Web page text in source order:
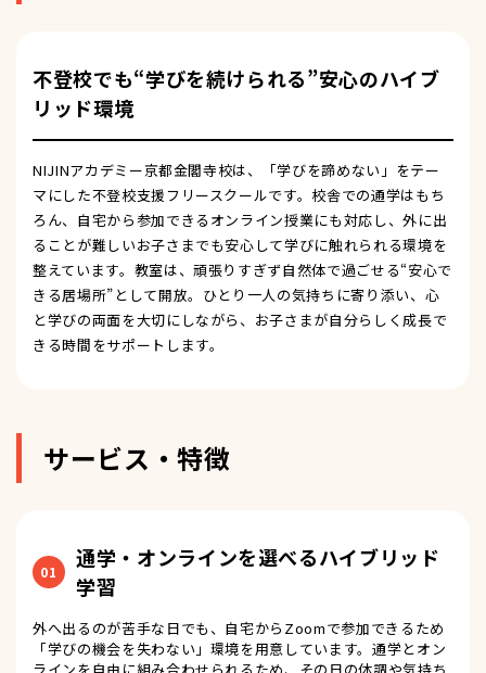
不登校でも“学びを続けられる”安心のハイブ
リッド環境
NIJINアカデミー京都金閣寺校は、「学びを諦めない」をテー
マにした不登校支援フリースクールです。校舎での通学はもち
ろん、自宅から参加できるオンライン授業にも対応し、外に出
ることが難しいお子さまでも安心して学びに触れられる環境を
整えています。教室は、頑張りすぎず自然体で過ごせる“安心で
きる居場所”として開放。ひとり一人の気持ちに寄り添い、心
と学びの両面を大切にしながら、お子さまが自分らしく成長で
きる時間をサポートします。
サービス・特徴
01
通学・オンラインを選べるハイブリッド
学習
外へ出るのが苦手な日でも、自宅からZoomで参加できるため
「学びの機会を失わない」環境を用意しています。通学とオン